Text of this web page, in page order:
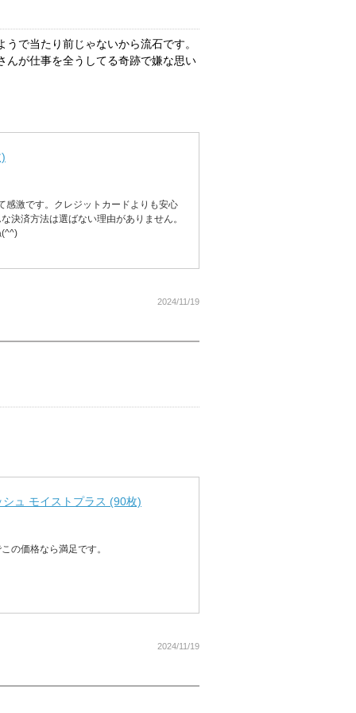
で当たり前じゃないから流石です。
んが仕事を全うしてる奇跡で嫌な思い
感激です。クレジットカードよりも安心
決済方法は選ばない理由がありません。
(^^)
2024/11/19
シュ モイストプラス (90枚)
の価格なら満足です。
2024/11/19